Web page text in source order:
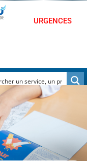
URGENCES